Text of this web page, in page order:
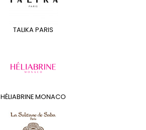
TALIKA PARIS
HÉLIABRINE MONACO